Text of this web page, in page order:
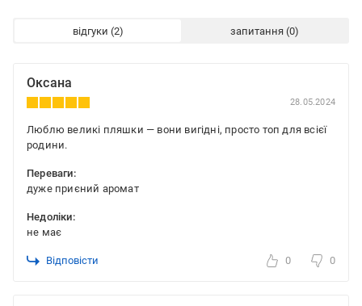
відгуки запитання
Оксана
28.05.2024
Люблю великі пляшки — вони вигідні, просто топ для всієї
родини.
Переваги:
дуже приєний аромат
Недоліки:
не має
Відповісти 0 0